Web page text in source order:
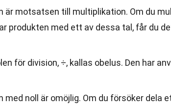
är motsatsen till multiplikation. Om du
produkten med ett av dessa tal, får du
för division, ÷, kallas obelus. Den har
med noll är omöjlig. Om du försöker dela